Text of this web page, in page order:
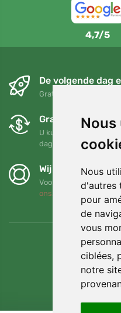
Nous
Nous
d'autres
pour
de
vous
ciblées,
notre
4,7/5
De volgende dag
Gratis verzending voor
Gratis ruilen en
U kunt uw bestelling
dagen retourneren of
Wij steunen
Voor elke bestelling
ons